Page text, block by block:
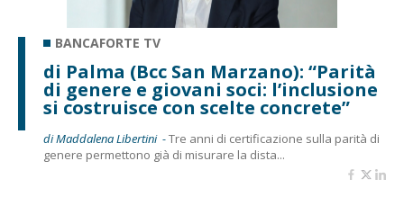
BANCAFORTE TV
di Palma (Bcc San Marzano): “Parità
di genere e giovani soci: l’inclusione
si costruisce con scelte concrete”
di Maddalena Libertini -Tre anni di certificazione sulla parità di
genere permettono già di misurare la dista...